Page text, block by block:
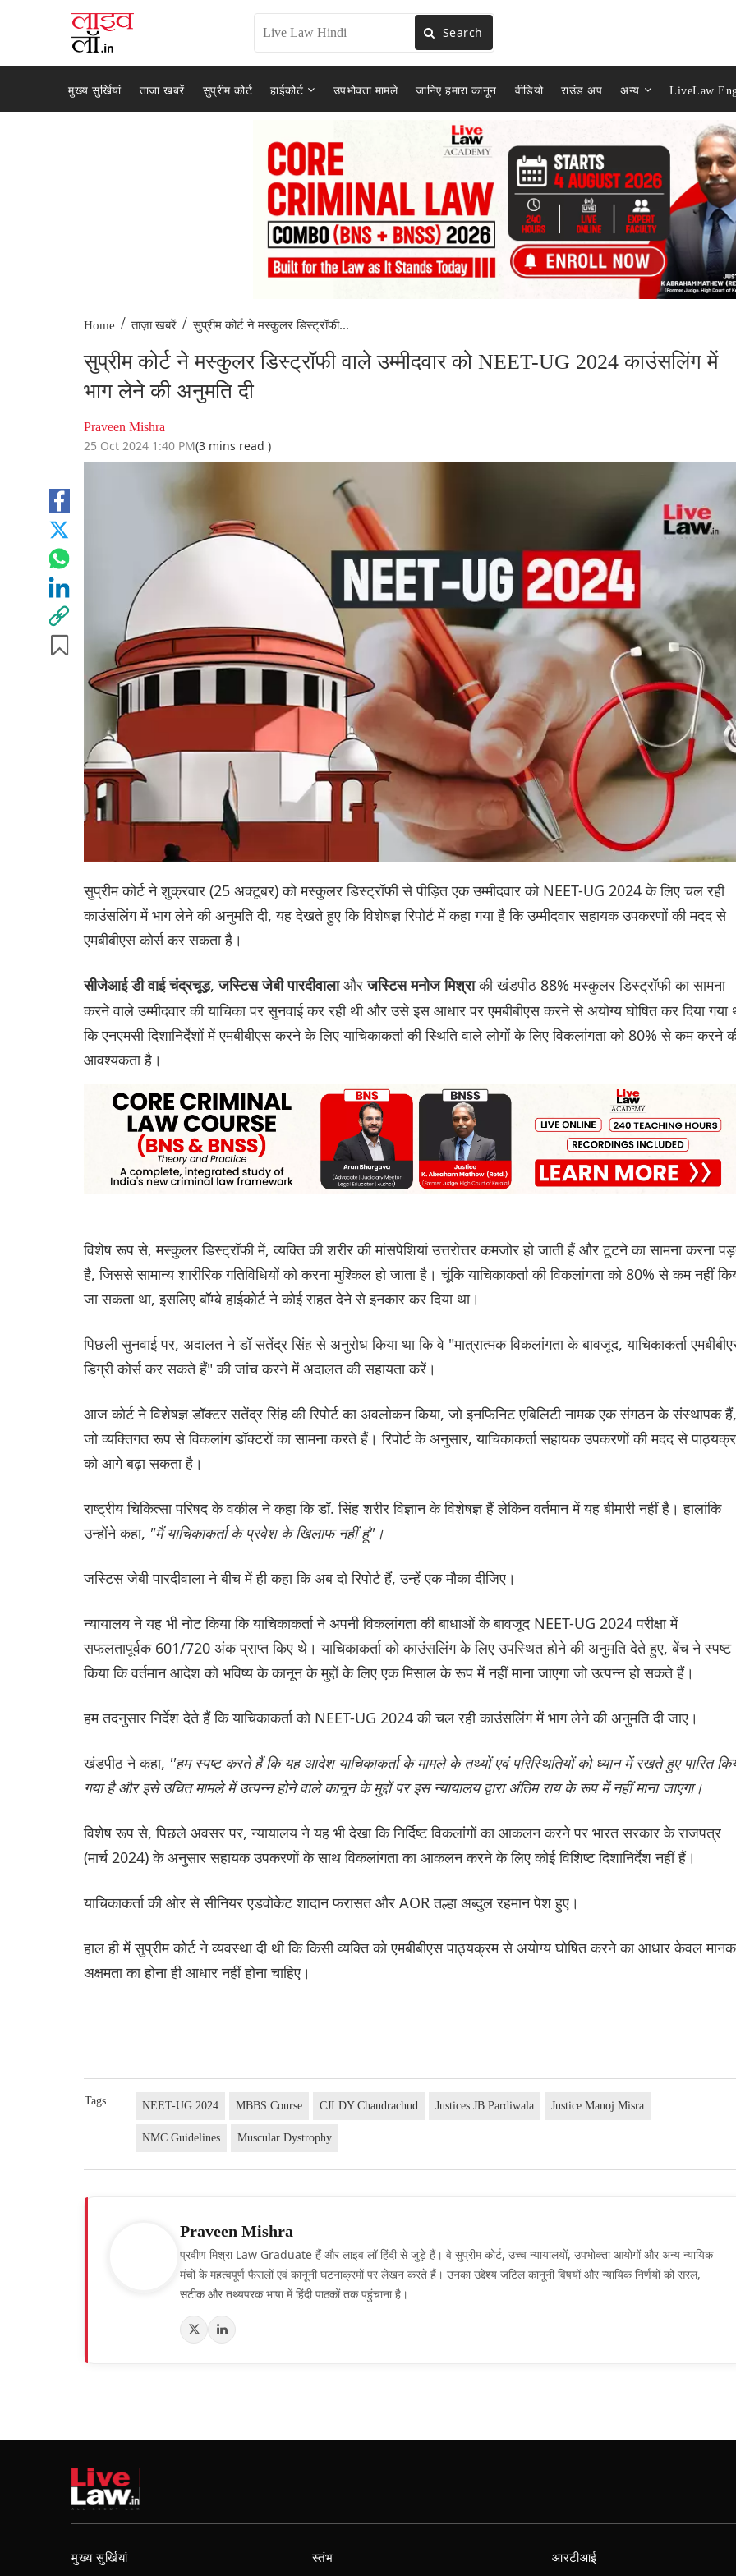
Search
मुख्य सुर्खियां ताजा खबरें सुप्रीम कोर्ट हाईकोर्ट उपभोक्ता मामले जानिए हमारा कानून वीडियो राउंड अप अन्य LiveLaw
Home / ताज़ा खबरें / सुप्रीम कोर्ट ने मस्कुलर डिस्ट्रॉफी...
सुप्रीम कोर्ट ने मस्कुलर डिस्ट्रॉफी वाले उम्मीदवार को NEET-UG 2024 काउंसलिंग में
भाग लेने की अनुमति दी
Praveen Mishra
25 Oct 2024 1:40 PM(3 mins read )
सुप्रीम कोर्ट ने शुक्रवार (25 अक्टूबर) को मस्कुलर डिस्ट्रॉफी से पीड़ित एक उम्मीदवार को NEET-UG 2024 के लिए चल रही
काउंसलिंग में भाग लेने की अनुमति दी, यह देखते हुए कि विशेषज्ञ रिपोर्ट में कहा गया है कि उम्मीदवार सहायक उपकरणों की मदद से
एमबीबीएस कोर्स कर सकता है।
सीजेआई डी वाई चंद्रचूड़,जस्टिस जेबी पारदीवालाऔरजस्टिस मनोज मिश्राकी खंडपीठ 88% मस्कुलर डिस्ट्रॉफी का सामना
करने वाले उम्मीदवार की याचिका पर सुनवाई कर रही थी और उसे इस आधार पर एमबीबीएस करने से अयोग्य घोषित कर दिया गया
कि एनएमसी दिशानिर्देशों में एमबीबीएस करने के लिए याचिकाकर्ता की स्थिति वाले लोगों के लिए विकलांगता को 80% से कम करने
आवश्यकता है।
विशेष रूप से, मस्कुलर डिस्ट्रॉफी में, व्यक्ति की शरीर की मांसपेशियां उत्तरोत्तर कमजोर हो जाती हैं और टूटने का सामना करना
है, जिससे सामान्य शारीरिक गतिविधियों को करना मुश्किल हो जाता है। चूंकि याचिकाकर्ता की विकलांगता को 80% से कम नहीं
जा सकता था, इसलिए बॉम्बे हाईकोर्ट ने कोई राहत देने से इनकार कर दिया था।
पिछली सुनवाई पर, अदालत ने डॉ सतेंद्र सिंह से अनुरोध किया था कि वे "मात्रात्मक विकलांगता के बावजूद, याचिकाकर्ता
डिग्री कोर्स कर सकते हैं" की जांच करने में अदालत की सहायता करें।
आज कोर्ट ने विशेषज्ञ डॉक्टर सतेंद्र सिंह की रिपोर्ट का अवलोकन किया, जो इनफिनिट एबिलिटी नामक एक संगठन के संस्थापक हैं,
जो व्यक्तिगत रूप से विकलांग डॉक्टरों का सामना करते हैं। रिपोर्ट के अनुसार, याचिकाकर्ता सहायक उपकरणों की मदद से
को आगे बढ़ा सकता है।
राष्ट्रीय चिकित्सा परिषद के वकील ने कहा कि डॉ. सिंह शरीर विज्ञान के विशेषज्ञ हैं लेकिन वर्तमान में यह बीमारी नहीं है। हालांकि
उन्होंने कहा, "मैं याचिकाकर्ता के प्रवेश के खिलाफ नहीं हूं"।
जस्टिस जेबी पारदीवाला ने बीच में ही कहा कि अब दो रिपोर्ट हैं, उन्हें एक मौका दीजिए।
न्यायालय ने यह भी नोट किया कि याचिकाकर्ता ने अपनी विकलांगता की बाधाओं के बावजूद NEET-UG 2024 परीक्षा में
सफलतापूर्वक 601/720 अंक प्राप्त किए थे। याचिकाकर्ता को काउंसलिंग के लिए उपस्थित होने की अनुमति देते हुए, बेंच ने स्पष्ट
किया कि वर्तमान आदेश को भविष्य के कानून के मुद्दों के लिए एक मिसाल के रूप में नहीं माना जाएगा जो उत्पन्न हो सकते हैं।
हम तदनुसार निर्देश देते हैं कि याचिकाकर्ता को NEET-UG 2024 की चल रही काउंसलिंग में भाग लेने की अनुमति दी जाए।
खंडपीठ ने कहा, ''हम स्पष्ट करते हैं कि यह आदेश याचिकाकर्ता के मामले के तथ्यों एवं परिस्थितियों को ध्यान में रखते हुए पारित
गया है और इसे उचित मामले में उत्पन्न होने वाले कानून के मुद्दों पर इस न्यायालय द्वारा अंतिम राय के रूप में नहीं माना जाएगा।
विशेष रूप से, पिछले अवसर पर, न्यायालय ने यह भी देखा कि निर्दिष्ट विकलांगों का आकलन करने पर भारत सरकार के राजपत्र
(मार्च 2024) के अनुसार सहायक उपकरणों के साथ विकलांगता का आकलन करने के लिए कोई विशिष्ट दिशानिर्देश नहीं हैं।
याचिकाकर्ता की ओर से सीनियर एडवोकेट शादान फरासत और AOR तल्हा अब्दुल रहमान पेश हुए।
हाल ही में सुप्रीम कोर्ट ने व्यवस्था दी थी कि किसी व्यक्ति को एमबीबीएस पाठ्यक्रम से अयोग्य घोषित करने का आधार केवल मानक
अक्षमता का होना ही आधार नहीं होना चाहिए।
Tags NEET-UG 2024 MBBS Course CJI DY Chandrachud Justices JB Pardiwala Justice Manoj Misra
NMC Guidelines Muscular Dystrophy
Praveen Mishra
प्रवीण मिश्रा Law Graduate हैं और लाइव लॉ हिंदी से जुड़े हैं। वे सुप्रीम कोर्ट, उच्च न्यायालयों, उपभोक्ता आयोगों और अन्य न्यायिक
मंचों के महत्वपूर्ण फैसलों एवं कानूनी घटनाक्रमों पर लेखन करते हैं। उनका उद्देश्य जटिल कानूनी विषयों और न्यायिक निर्णयों को सरल,
सटीक और तथ्यपरक भाषा में हिंदी पाठकों तक पहुंचाना है।
मुख्य सुर्खियां स्तंभ आरटीआई